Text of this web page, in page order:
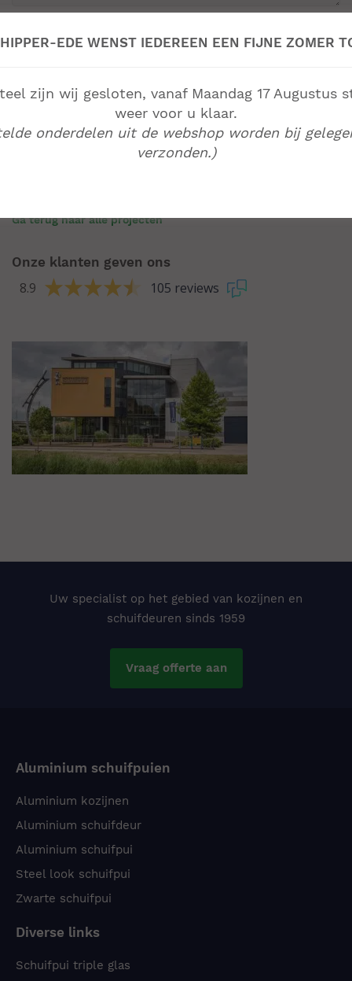
Max. bestandsgrootte: 8 MB.
Ga terug naar alle projecten
Onze klanten geven ons
8.9 105 reviews
Uw specialist op het gebied van kozijnen en
schuifdeuren sinds 1959
Vraag offerte aan
Aluminium schuifpuien
Aluminium kozijnen
Aluminium schuifdeur
Aluminium schuifpui
Steel look schuifpui
Zwarte schuifpui
Diverse links
Schuifpui triple glas
EDE WENST IEDEREEN EEN FIJNE ZOMER
zijn wij gesloten, vanaf Maandag 17 Augustus
weer voor u klaar.
onderdelen uit de webshop worden bij
verzonden.)